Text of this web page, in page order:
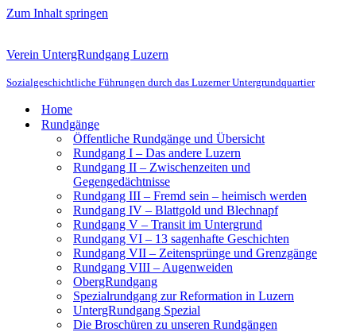
Zum Inhalt springen
Verein UntergRundgang Luzern
Sozialgeschichtliche Führungen durch das Luzerner Untergrundquartier
Home
Rundgänge
Öffentliche Rundgänge und Übersicht
Rundgang I – Das andere Luzern
Rundgang II – Zwischenzeiten und
Gegengedächtnisse
Rundgang III – Fremd sein – heimisch werden
Rundgang IV – Blattgold und Blechnapf
Rundgang V – Transit im Untergrund
Rundgang VI – 13 sagenhafte Geschichten
Rundgang VII – Zeitensprünge und Grenzgänge
Rundgang VIII – Augenweiden
ObergRundgang
Spezialrundgang zur Reformation in Luzern
UntergRundgang Spezial
Die Broschüren zu unseren Rundgängen